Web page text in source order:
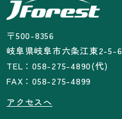
〒500-8356
岐阜県岐阜市六条江東2-5-6
TEL：058-275-4890(代)
FAX：058-275-4899
アクセスへ